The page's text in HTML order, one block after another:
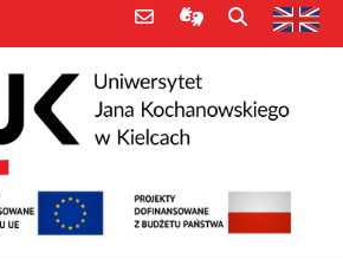
Poczta e-mailInformacje dla
Szukaj